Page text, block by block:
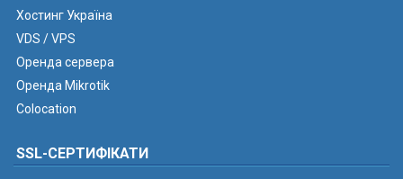
Хостинг Україна
VDS / VPS
Оренда сервера
Оренда Mikrotik
Colocation
SSL-СЕРТИФІКАТИ